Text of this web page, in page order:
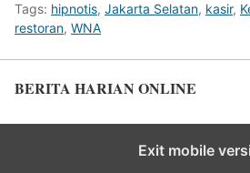
Tags: hipnotis, Jakarta Selatan, kasir,
restoran, WNA
BERITA HARIAN ONLINE
Exit mobile